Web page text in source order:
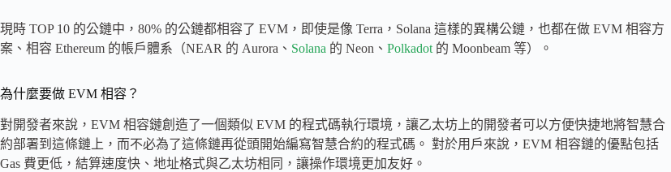
現時 TOP 10 的公鏈中，80% 的公鏈都相容了 EVM，即使是像 Terra，Solana 這樣的異構公鏈，也都在做 EVM 相容方
案、相容 Ethereum 的帳戶體系（NEAR 的 Aurora、 Solana 的 Neon、 Polkadot 的 Moonbeam 等）。
為什麼要做 EVM 相容？
對開發者來說，EVM 相容鏈創造了一個類似 EVM 的程式碼執行環境，讓乙太坊上的開發者可以方便快捷地將智慧合
約部署到這條鏈上，而不必為了這條鏈再從頭開始編寫智慧合約的程式碼。 對於用戶來說，EVM 相容鏈的優點包括
Gas 費更低，結算速度快、地址格式與乙太坊相同，讓操作環境更加友好。